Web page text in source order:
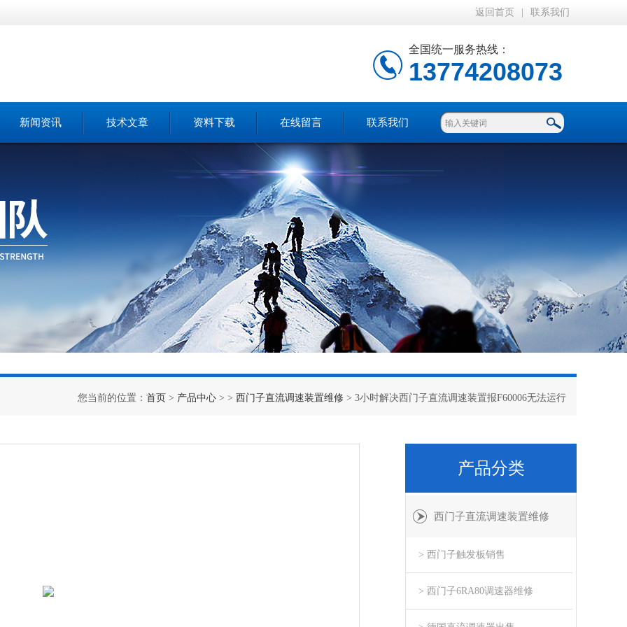
返回首页 联系我们
全国统一服务热线：
13774208073
新闻资讯 技术文章 资料下载 在线留言 联系我们
您当前的位置： 首页 > 产品中心 > > 西门子直流调速装置维修 > 3小时解决西门子直流调速装置报F60006无法运行
产品分类
西门子直流调速装置维修
> 西门子触发板销售
> 西门子6RA80调速器维修